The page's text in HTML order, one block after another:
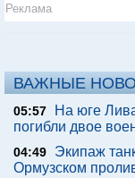
Реклама
ВАЖНЫЕ
05:57
На юге
погибли двое
04:49
Экипаж
Ормузском